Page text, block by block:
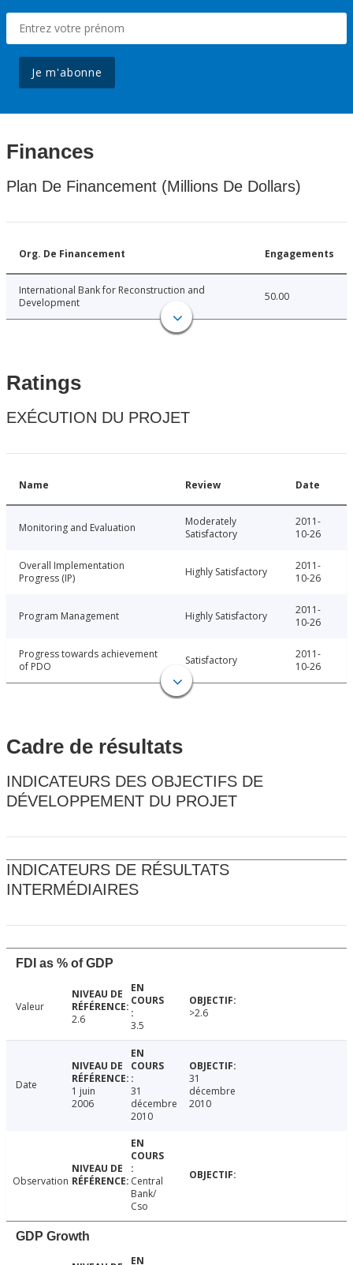
Je m'abonne
Finances
Plan De Financement (Millions De Dollars)
Org. De Financement Engagements
International Bank for Reconstruction and
Development
50.00
Ratings
EXÉCUTION DU PROJET
Name Review Date
Monitoring and Evaluation
Moderately
Satisfactory
2011-
10-26
Overall Implementation
Progress (IP)
Highly Satisfactory
2011-
10-26
Program Management Highly Satisfactory
2011-
10-26
Progress towards achievement
of PDO
Satisfactory
2011-
10-26
Cadre de résultats
INDICATEURS DES OBJECTIFS DE
DÉVELOPPEMENT DU PROJET
INDICATEURS DE RÉSULTATS
INTERMÉDIAIRES
FDI as % of GDP
Valeur
2.6
3.5
>2.6
Date
1 juin
2006
31
décembre
2010
31
décembre
2010
Observation
Central
Bank/
Cso
GDP Growth